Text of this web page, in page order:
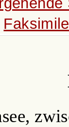
Faksimile